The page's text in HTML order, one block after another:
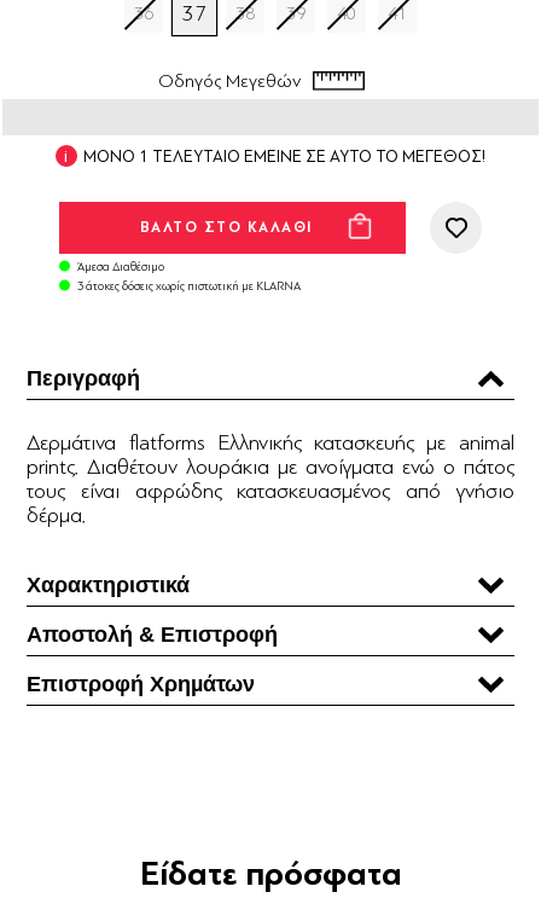
36 37 38 39 40 41
Οδηγός Μεγεθών
ΜΟΝΟ 1 ΤΕΛΕΥΤΑΙΟ ΕΜΕΙΝΕ ΣΕ ΑΥΤΟ ΤΟ ΜΕΓΕΘΟΣ!
Άμεσα Διαθέσιμο
3 άτοκες δόσεις χωρίς πιστωτική με KLARNA
Περιγραφή
Δερμάτινα flatforms Ελληνικής κατασκευής με animal
printς. Διαθέτουν λουράκια με ανοίγματα ενώ ο πάτος
τους είναι αφρώδης κατασκευασμένος από γνήσιο
δέρμα.
Χαρακτηριστικά
Αποστολή & Επιστροφή
Επιστροφή Χρηµάτων
Είδατε πρόσφατα